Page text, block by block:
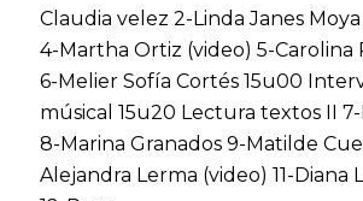
Claudia velez 2-Linda Janes
4-Martha Ortiz (video) 5-Carolina
6-Melier Sofía Cortés 15u00
músical 15u20 Lectura textos II 7-
8-Marina Granados 9-Matilde
Alejandra Lerma (video) 11-Diana